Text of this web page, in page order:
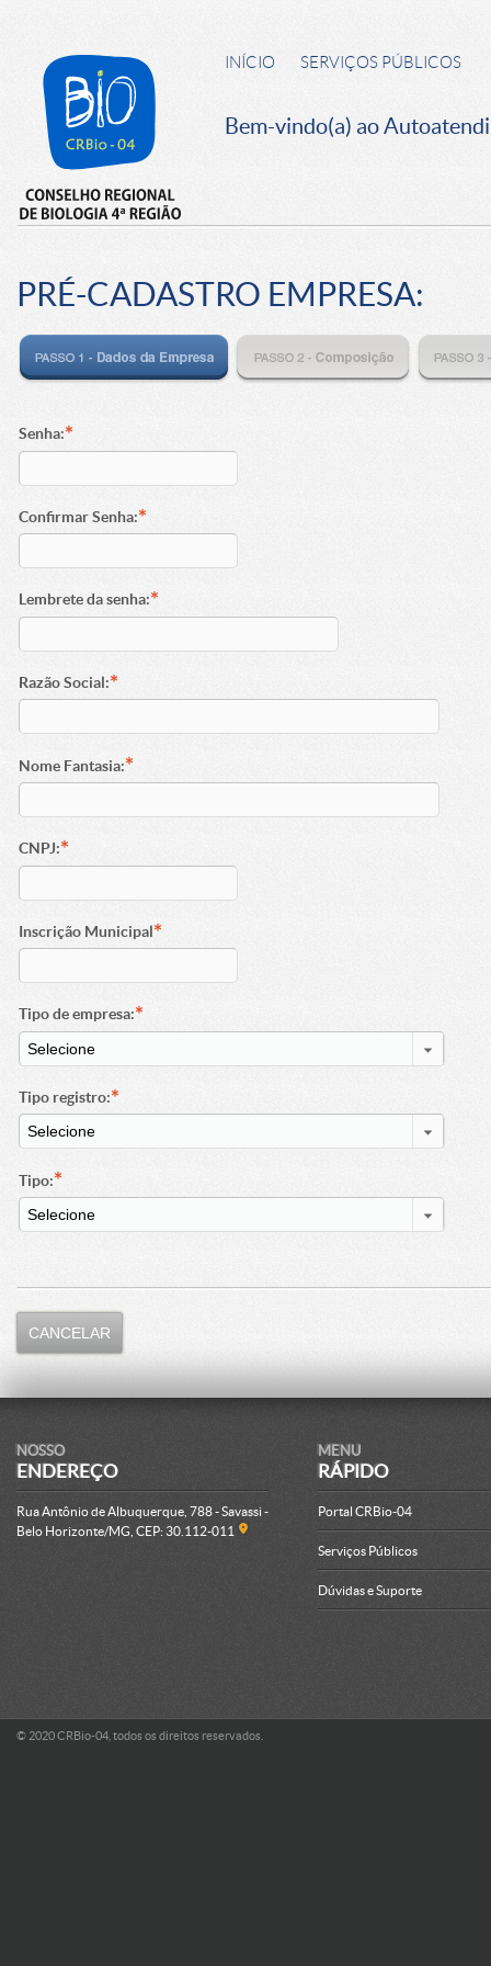
INÍCIO SERVIÇOS PÚBLICOS
Bem-vindo(a) ao
PRÉ-CADASTRO EMPRESA:
Senha:*
Confirmar Senha:*
Lembrete da senha:*
Razão Social:*
Nome Fantasia:*
CNPJ:*
Inscrição Municipal*
Tipo de empresa:*
Tipo registro:*
Tipo:*
CANCELAR
NOSSO
ENDEREÇO
Rua Antônio de Albuquerque, 788 - Savassi -
Belo Horizonte/MG, CEP: 30.112-011
MENU
RÁPIDO
Portal CRBio-04
Serviços Públicos
Dúvidas e Suporte
© 2020 CRBio-04, todos os direitos reservados.